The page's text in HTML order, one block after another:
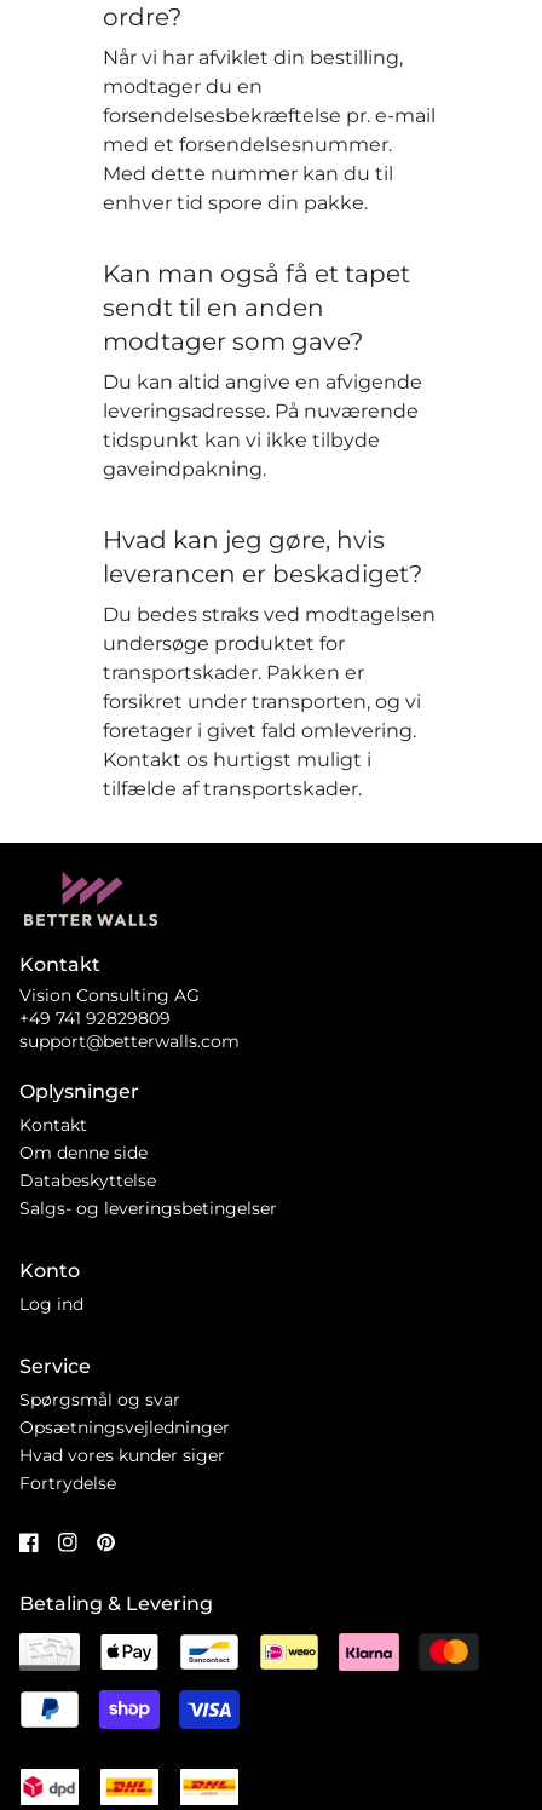
ordre?
Når vi har afviklet din bestilling,
modtager du en
forsendelsesbekræftelse pr. e-mail
med et forsendelsesnummer.
Med dette nummer kan du til
enhver tid spore din pakke.
Kan man også få et tapet
sendt til en anden
modtager som gave?
Du kan altid angive en afvigende
leveringsadresse. På nuværende
tidspunkt kan vi ikke tilbyde
gaveindpakning.
Hvad kan jeg gøre, hvis
leverancen er beskadiget?
Du bedes straks ved modtagelsen
undersøge produktet for
transportskader. Pakken er
forsikret under transporten, og vi
foretager i givet fald omlevering.
Kontakt os hurtigst muligt i
tilfælde af transportskader.
Kontakt
Vision Consulting AG
+49 741 92829809
support@betterwalls.com
Oplysninger
Kontakt
Om denne side
Databeskyttelse
Salgs- og leveringsbetingelser
Konto
Log ind
Service
Spørgsmål og svar
Opsætningsvejledninger
Hvad vores kunder siger
Fortrydelse
Betaling & Levering